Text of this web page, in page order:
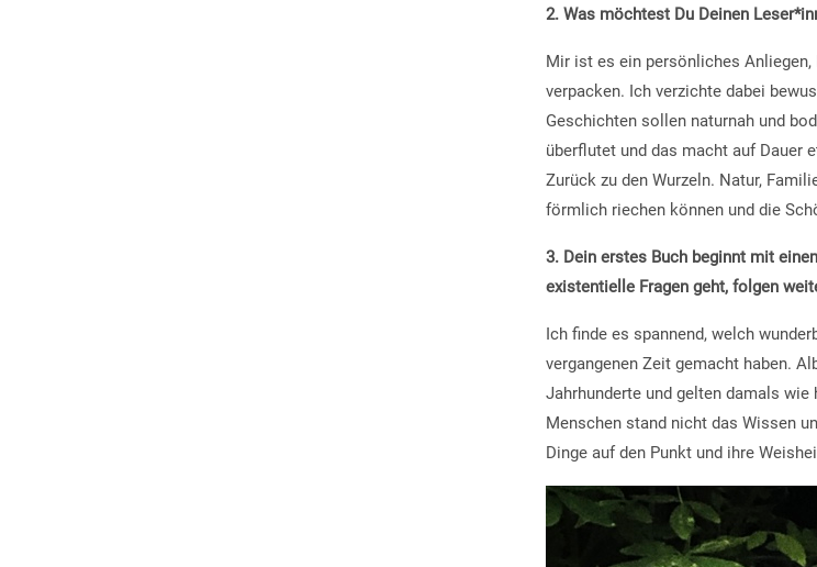
2. Was möchtest Du Deinen
Mir ist es ein persönliches
verpacken. Ich verzichte dabei
Geschichten sollen naturnah und
überflutet und das macht auf Dauer
Zurück zu den Wurzeln. Natur,
förmlich riechen können und die
3. Dein erstes Buch beginnt mit
existentielle Fragen geht, folgen
Ich finde es spannend, welch
vergangenen Zeit gemacht haben.
Jahrhunderte und gelten damals
Menschen stand nicht das Wissen
Dinge auf den Punkt und ihre